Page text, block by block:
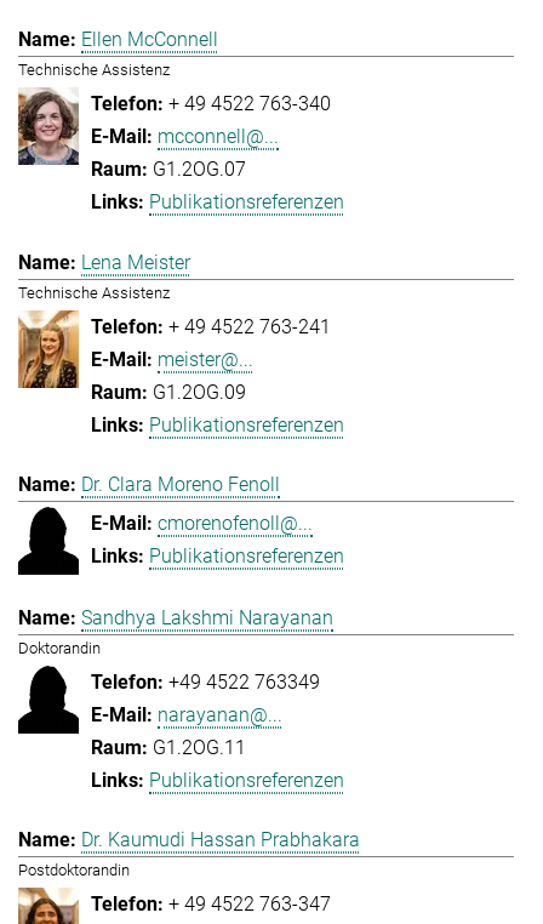
Ellen McConnell
Technische Assistenz
+ 49 4522 763-340
mcconnell@...
G1.2OG.07
Publikationsreferenzen
Lena Meister
Technische Assistenz
+ 49 4522 763-241
meister@...
G1.2OG.09
Publikationsreferenzen
Dr. Clara Moreno Fenoll
cmorenofenoll@...
Publikationsreferenzen
Sandhya Lakshmi Narayanan
Doktorandin
+49 4522 763349
narayanan@...
G1.2OG.11
Publikationsreferenzen
Dr. Kaumudi Hassan Prabhakara
Postdoktorandin
+ 49 4522 763-347